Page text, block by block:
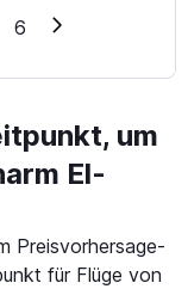
6
um
El-
Preisvorhersage-
für Flüge von